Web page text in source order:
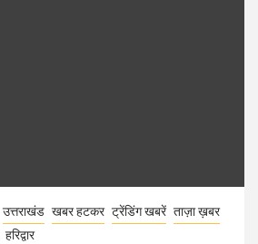
उत्तराखंड खबर हटकर ट्रेंडिंग खबरें ताज़ा ख़बर
हरिद्वार